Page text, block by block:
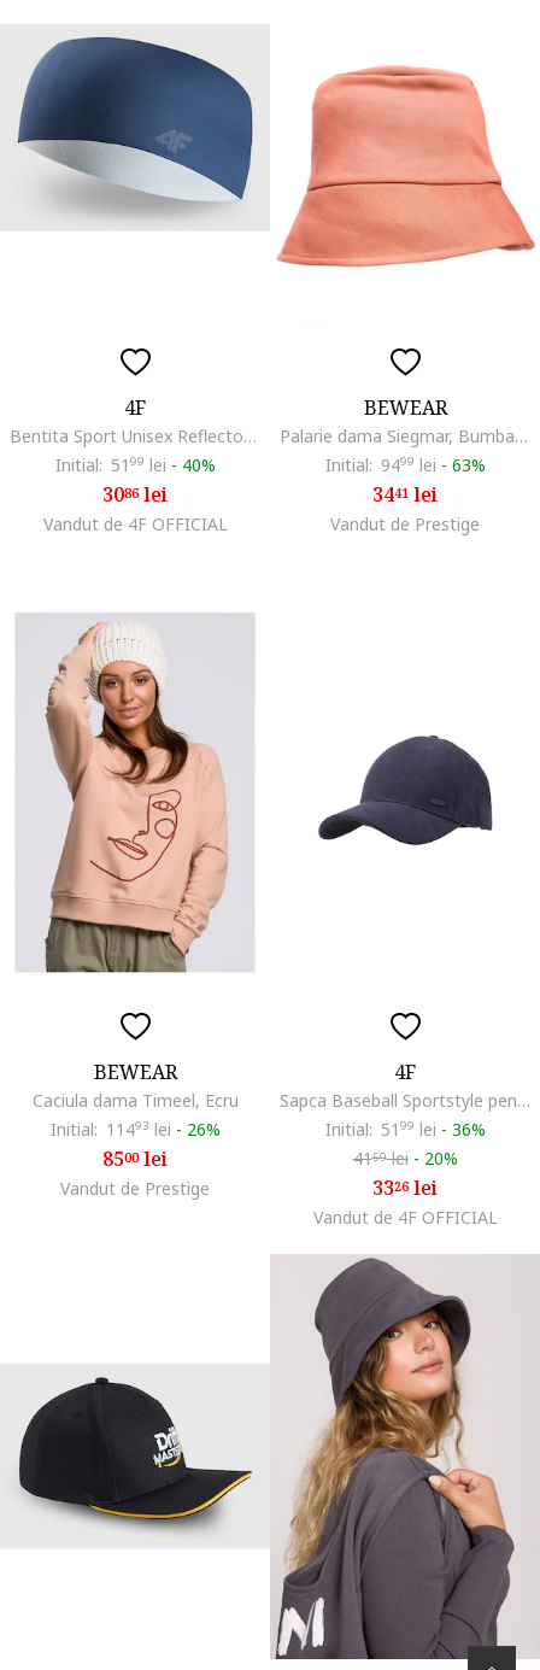
4F
Bentita Sport Unisex Reflectorizanta Albastru - Ideala pentru Trekking si Antrenamente in Aer Liber
Initial: 51 99 lei - 40%
3086lei
Vandut de 4F OFFICIAL
BEWEAR
Palarie dama Siegmar, Bumbac, Rosu stins
Initial: 9499 lei - 63%
3441 lei
Vandut de Prestige
BEWEAR
Caciula dama Timeel, Ecru
Initial: 11493 lei - 26%
8500lei
Vandut de Prestige
4F
Sapca Baseball Sportstyle pentru Femei, Bumbac, Antracit SS25 fara Reglare
Initial: 51 99 lei - 36%
4159lei - 20%
3326lei
Vandut de 4F OFFICIAL